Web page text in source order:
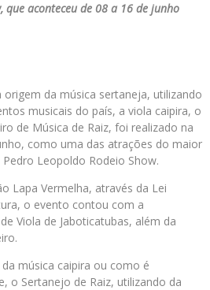
que aconteceu de 08 a 16 de junho
da música sertaneja, utilizando
musicais do país, a viola caipira, o
de Música de Raiz, foi realizado na
como uma das atrações do maior
Leopoldo Rodeio Show.
Lapa Vermelha, através da Lei
o evento contou com a
Viola de Jaboticatubas, além da
música caipira ou como é
o Sertanejo de Raiz, utilizando da